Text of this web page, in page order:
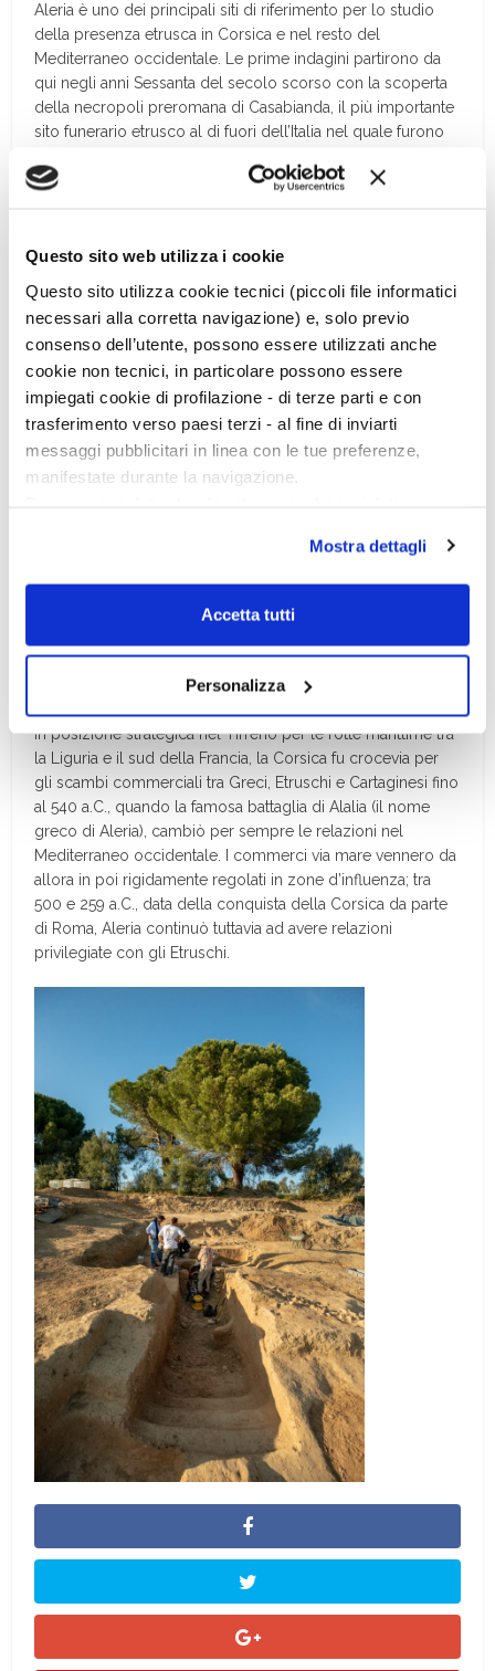
Questo sito web utilizza i cookie
Questo sito utilizza cookie tecnici (piccoli file informatici
necessari alla corretta navigazione) e, solo previo
consenso dell’utente, possono essere utilizzati anche
cookie non tecnici, in particolare possono essere
impiegati cookie di profilazione - di terze parti e con
trasferimento verso paesi terzi - al fine di inviarti
messaggi pubblicitari in linea con le tue preferenze,
manifestate durante la navigazione.
scelte privacy sui cookie, ti invitiamo a prendere visione
dell’informativa cookie.
Chiudendo il banner tramite la “X” prosegui la
dei soli cookie tecnici. Selezionando “Accetta tutti” presti
il tuo consenso alla profilazione che potrai revocare in
ogni momentoRevoca
Mostra dettagli
Accetta tutti
Personalizza
Aleria è uno dei principali siti di riferimento per lo studio
della presenza etrusca in Corsica e nel resto del
Mediterraneo occidentale. Le prime indagini partirono da
qui negli anni Sessanta del secolo scorso con la scoperta
della necropoli preromana di Casabianda, il più importante
sito funerario etrusco al di fuori dell’Italia nel quale furono
nel locale museo.
In posizione strategica nel Tirreno per le rotte marittime tra
la Liguria e il sud della Francia, la Corsica fu crocevia per
gli scambi commerciali tra Greci, Etruschi e Cartaginesi fino
al 540 a.C., quando la famosa battaglia di Alalia (il nome
greco di Aleria), cambiò per sempre le relazioni nel
Mediterraneo occidentale. I commerci via mare vennero da
allora in poi rigidamente regolati in zone d’influenza; tra
500 e 259 a.C., data della conquista della Corsica da parte
di Roma, Aleria continuò tuttavia ad avere relazioni
privilegiate con gli Etruschi.